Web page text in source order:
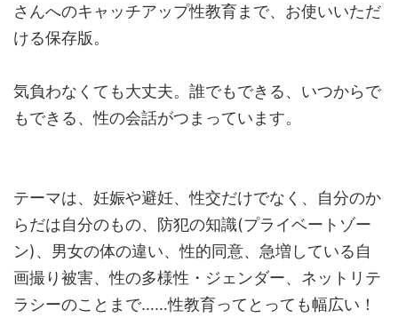
さんへのキャッチアップ性教育まで、お使いいただ
ける保存版。
気負わなくても大丈夫。誰でもできる、いつからで
もできる、性の会話がつまっています。
テーマは、妊娠や避妊、性交だけでなく、自分のか
らだは自分のもの、防犯の知識(プライベートゾー
ン)、男女の体の違い、性的同意、急増している自
画撮り被害、性の多様性・ジェンダー、ネットリテ
ラシーのことまで……性教育ってとっても幅広い！